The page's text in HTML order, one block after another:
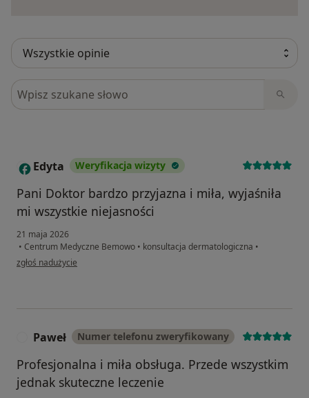
Szukaj w opiniach
E Edyta Weryfikacja wizyty
Pani Doktor bardzo przyjazna i miła, wyjaśniła
mi wszystkie niejasności
21 maja 2026
• Centrum Medyczne Bemowo • konsultacja dermatologiczna •
w opinii użytkownika Edyta
zgłoś nadużycie
Paweł Numer telefonu zweryfikowany
Profesjonalna i miła obsługa. Przede wszystkim
jednak skuteczne leczenie